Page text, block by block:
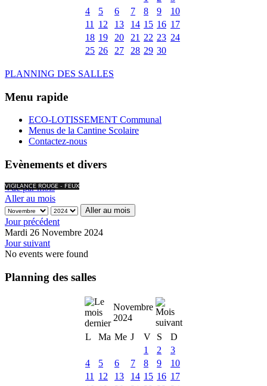
4
5 6 7 8 9
10
11
12 13 14 15 16 17
18 19 20 21 22 23 24
25 26 27 28 29 30
PLANNING DES SALLES
Menu rapide
ECO-LOTISSEMENT Communal
Menus de la Cantine Scolaire
Contactez-nous
Evènements et divers
VIGILANCE ROUGE - FEUX
Vue par mois
Aller au mois
Aller au mois
Jour précédent
Mardi 26 Novembre 2024
Jour suivant
No events were found
Planning des salles
Novembre
2024
L
Ma Me J V S
D
1
2
3
4
5 6 7 8 9
10
11
12 13 14 15 16 17